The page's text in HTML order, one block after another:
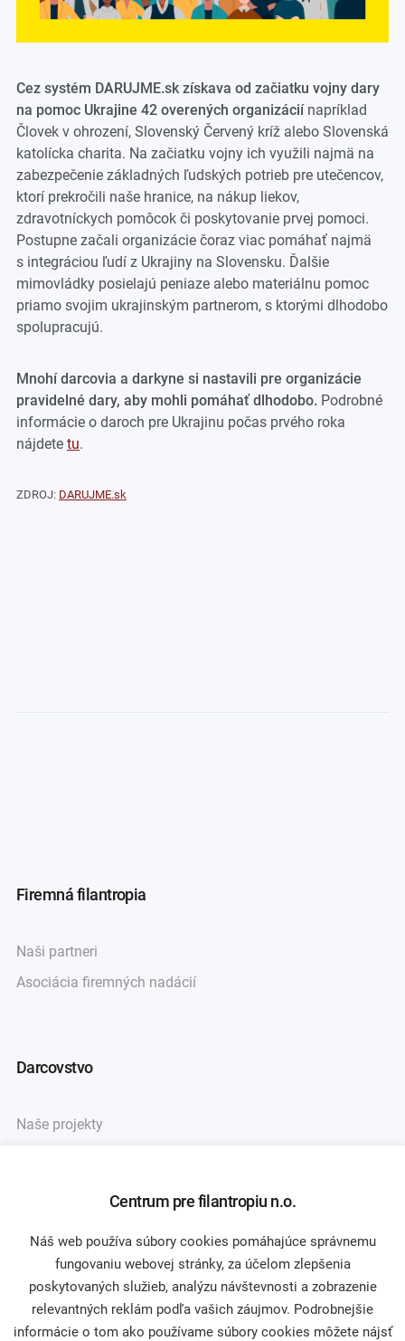
Cez systém DARUJME.sk získava od začiatku vojny dary
na pomoc Ukrajine 42 overených organizácií napríklad
Človek v ohrození, Slovenský Červený kríž alebo Slovenská
katolícka charita. Na začiatku vojny ich využili najmä na
zabezpečenie základných ľudských potrieb pre utečencov,
ktorí prekročili naše hranice, na nákup liekov,
zdravotníckych pomôcok či poskytovanie prvej pomoci.
Postupne začali organizácie čoraz viac pomáhať najmä
s integráciou ľudí z Ukrajiny na Slovensku. Ďalšie
mimovládky posielajú peniaze alebo materiálnu pomoc
priamo svojim ukrajinským partnerom, s ktorými dlhodobo
spolupracujú.
Mnohí darcovia a darkyne si nastavili pre organizácie
pravidelné dary, aby mohli pomáhať dlhodobo. Podrobné
informácie o daroch pre Ukrajinu počas prvého roka
nájdete tu.
ZDROJ: DARUJME.sk
Firemná filantropia
Naši partneri
Asociácia firemných nadácií
Darcovstvo
Naše projekty
Občianska spoločnosť
Publikácie a mediálne výstupy
Výskumy a analýzy
Centrum pre filantropiu n.o.
Náš web používa súbory cookies pomáhajúce správnemu
fungovaniu webovej stránky, za účelom zlepšenia
poskytovaných služieb, analýzu návštevnosti a zobrazenie
relevantných reklám podľa vašich záujmov. Podrobnejšie
informácie o tom ako používame súbory cookies môžete nájsť